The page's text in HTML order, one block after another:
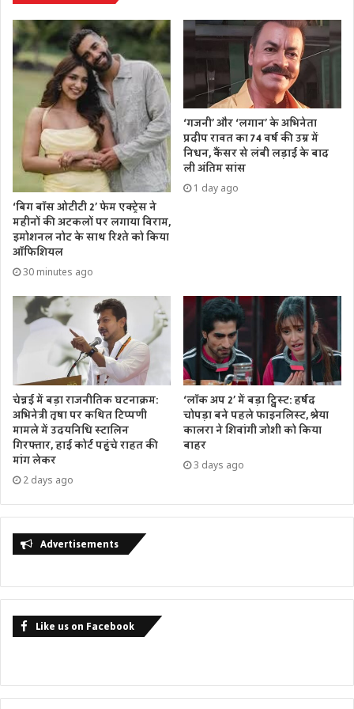
‘बिग बॉस ओटीटी 2’ फेम एक्ट्रेस ने
महीनों की अटकलों पर लगाया विराम,
इमोशनल नोट के साथ रिश्ते को किया
ऑफिशियल
30 minutes ago
‘गजनी’ और ‘लगान’ के अभिनेता
प्रदीप रावत का 74 वर्ष की उम्र में
निधन, कैंसर से लंबी लड़ाई के बाद
ली अंतिम सांस
1 day ago
चेन्नई में बड़ा राजनीतिक घटनाक्रम:
अभिनेत्री तृषा पर कथित टिप्पणी
मामले में उदयनिधि स्टालिन
गिरफ्तार, हाई कोर्ट पहुंचे राहत की
मांग लेकर
2 days ago
‘लॉक अप 2’ में बड़ा ट्विस्ट: हर्षद
चोपड़ा बने पहले फाइनलिस्ट, श्रेया
कालरा ने शिवांगी जोशी को किया
बाहर
3 days ago
Advertisements
Like us on Facebook